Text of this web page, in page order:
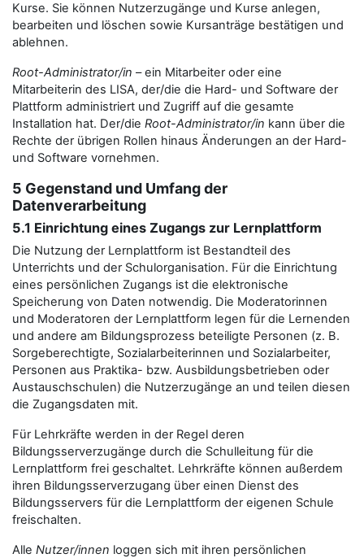
Kurse. Sie können Nutzerzugänge und Kurse anlegen,
bearbeiten und löschen sowie Kursanträge bestätigen und
ablehnen.
Root-Administrator/in – ein Mitarbeiter oder eine
Mitarbeiterin des LISA, der/die die Hard- und Software der
Plattform administriert und Zugriff auf die gesamte
Installation hat. Der/die Root-Administrator/in kann über die
Rechte der übrigen Rollen hinaus Änderungen an der Hard-
und Software vornehmen.
5 Gegenstand und Umfang der
Datenverarbeitung
5.1 Einrichtung eines Zugangs zur Lernplattform
Die Nutzung der Lernplattform ist Bestandteil des
Unterrichts und der Schulorganisation. Für die Einrichtung
eines persönlichen Zugangs ist die elektronische
Speicherung von Daten notwendig. Die Moderatorinnen
und Moderatoren der Lernplattform legen für die Lernenden
und andere am Bildungsprozess beteiligte Personen (z. B.
Sorgeberechtigte, Sozialarbeiterinnen und Sozialarbeiter,
Personen aus Praktika- bzw. Ausbildungsbetrieben oder
Austauschschulen) die Nutzerzugänge an und teilen diesen
die Zugangsdaten mit.
Für Lehrkräfte werden in der Regel deren
Bildungsserverzugänge durch die Schulleitung für die
Lernplattform frei geschaltet. Lehrkräfte können außerdem
ihren Bildungsserverzugang über einen Dienst des
Bildungsservers für die Lernplattform der eigenen Schule
freischalten.
Alle Nutzer/innen loggen sich mit ihren persönlichen